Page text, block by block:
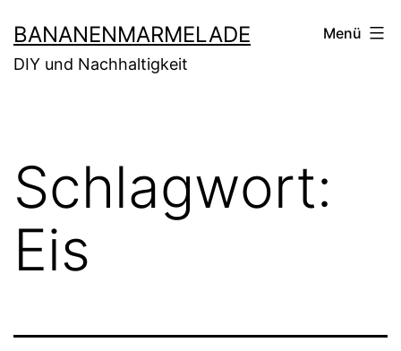
Inhalt
springen
BANANENMARMELADE
DIY und Nachhaltigkeit
Menü
Schlagwort:
Eis